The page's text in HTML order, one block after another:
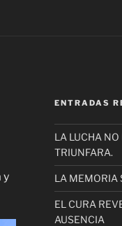
y
ENTRADAS
LA LUCHA
TRIUNFARA.
LA MEMORIA
EL CURA
AUSENCIA